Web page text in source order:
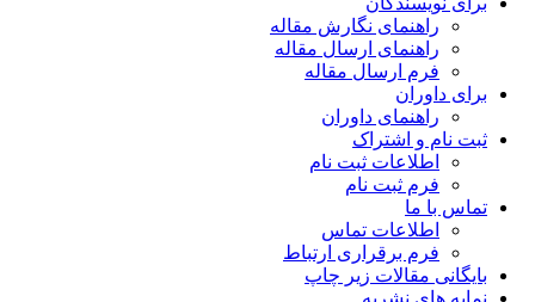
راهنمای نگارش مقاله
راهنمای ارسال مقاله
فرم ارسال مقاله
برای داوران
راهنمای داوران
ثبت نام و اشتراک
اطلاعات ثبت نام
فرم ثبت نام
تماس با ما
اطلاعات تماس
فرم برقراری ارتباط
بایگانی مقالات زیر چاپ
نمایه های نشریه